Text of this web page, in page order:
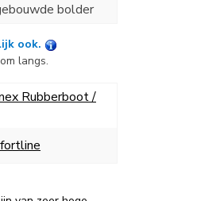
bolder
ook.
langs.
Rubberboot /